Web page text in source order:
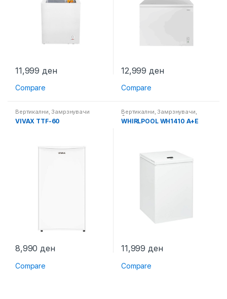
11,999 ден
Compare
12,999 ден
Compare
Вертикални, Замрзнувачи
VIVAX TTF-60
8,990ден
Compare
Вертикални, Замрзнувачи,
Фрижидери
WHIRLPOOL WH1410 A+E
11,999ден
Compare